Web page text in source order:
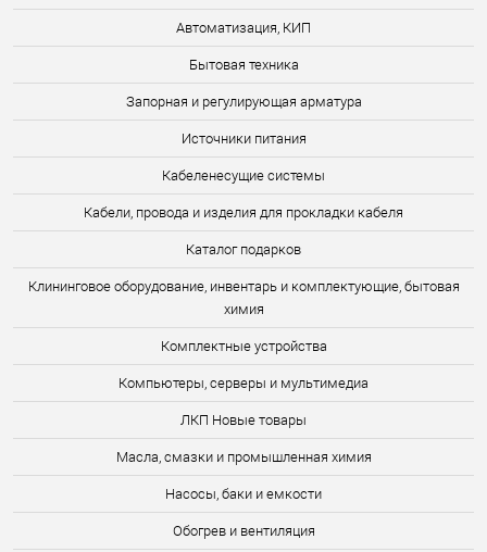
Автоматизация, КИП
Бытовая техника
Запорная и регулирующая арматура
Источники питания
Кабеленесущие системы
Кабели, провода и изделия для прокладки кабеля
Каталог подарков
Клининговое оборудование, инвентарь и комплектующие, бытовая
химия
Комплектные устройства
Компьютеры, серверы и мультимедиа
ЛКП Новые товары
Масла, смазки и промышленная химия
Насосы, баки и емкости
Обогрев и вентиляция